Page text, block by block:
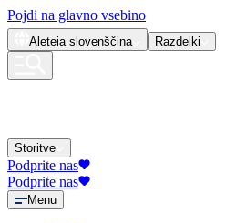
Pojdi na glavno vsebino
Aleteia slovenščina Razdelki
Storitve
Podprite nas
Podprite nas
Menu